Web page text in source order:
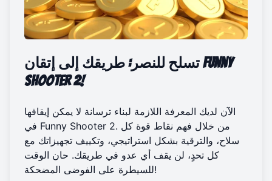
تسلح للنصر: طريقك إلى إتقان Funny
Shooter 2!
الآن لديك المعرفة اللازمة لبناء ترسانة لا يمكن إيقافها
في Funny Shooter 2. من خلال فهم نقاط قوة كل
سلاح، والترقية بشكل استراتيجي، وتكييف تجهيزاتك مع
كل تحدٍ، لن يقف أي عدو في طريقك. حان الوقت
للسيطرة على الفوضى المضحكة!